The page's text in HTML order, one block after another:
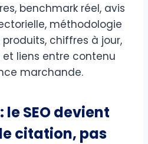
benchmark réel, avis
méthodologie
chiffres à jour,
liens entre contenu
marchande.
SEO devient
citation, pas